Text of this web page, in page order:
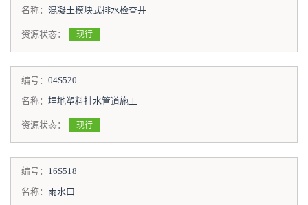
名称： 混凝土模块式排水检查井
资源状态： 现行
编号： 04S520
名称： 埋地塑料排水管道施工
资源状态： 现行
编号： 16S518
名称： 雨水口